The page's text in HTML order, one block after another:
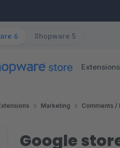
6 Shopware 5
Extensions
Marketing Comments /
Google